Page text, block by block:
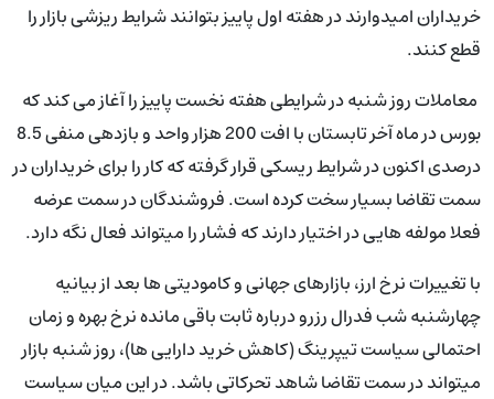
خریداران امیدوارند در هفته اول پاییز بتوانند شرایط ریزشی بازار را
قطع کنند.
معاملات روز شنبه در شرایطی هفته نخست پاییز را آغاز می کند که
بورس در ماه آخر تابستان با افت 200 هزار واحد و بازدهی منفی 8.5
درصدی اکنون در شرایط ریسکی قرار گرفته که کار را برای خریداران در
سمت تقاضا بسیار سخت کرده است. فروشندگان در سمت عرضه
فعلا مولفه هایی در اختیار دارند که فشار را میتواند فعال نگه دارد.
با تغییرات نرخ ارز، بازارهای جهانی و کامودیتی ها بعد از بیانیه
چهارشنبه شب فدرال رزرو درباره ثابت باقی مانده نرخ بهره و زمان
احتمالی سیاست تیپرینگ (کاهش خرید دارایی ها)، روز شنبه بازار
میتواند در سمت تقاضا شاهد تحرکاتی باشد. در این میان سیاست